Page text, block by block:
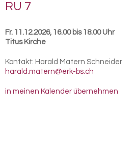
RU 7
Fr. 11.12.2026, 16.00 bis 18.00 Uhr
Titus Kirche
Kontakt: Harald Matern Schneider
harald.matern@erk-bs.ch
in meinen Kalender übernehmen